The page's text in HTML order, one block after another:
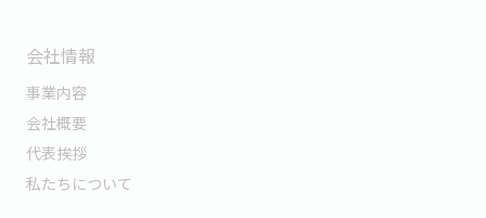
会社情報
事業内容
会社概要
代表挨拶
私たちについて